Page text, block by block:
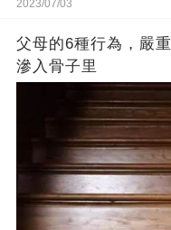
2023/07/03
父母的6種行為，嚴
滲入骨子里